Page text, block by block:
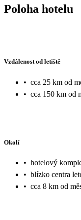
Poloha hotelu
Vzdálenost od letiště
• cca 25 km od
• cca 150 km od
Okolí
• hotelový
• blízko centra
• cca 8 km od